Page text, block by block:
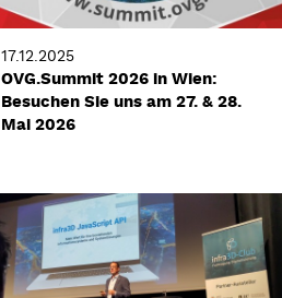
17.12.2025
OVG.Summit 2026 in Wien:
Besuchen Sie uns am 27. & 28.
Mai 2026